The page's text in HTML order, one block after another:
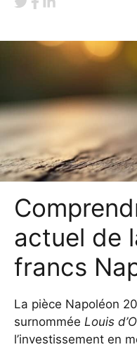
actuel de
francs
La pièce Napoléon
surnommée Louis
l’investissement en